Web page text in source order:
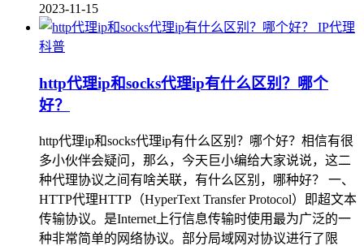
2023-11-15
IP代理
科普
http代理ip和socks代理ip有什么区别？哪个
好？
http代理ip和socks代理ip有什么区别？哪个好？相信有很
多小伙伴会疑问，那么，今天巨小编给大家说说，这二
种代理协议之间有啥关联，有什么区别，哪种好？ 一、
HTTP代理HTTP（HyperText Transfer Protocol）即超文本
传输协议。是Internet上行信息传输时使用最为广泛的一
种非常简单的网络协议。部分局域网对协议进行了限